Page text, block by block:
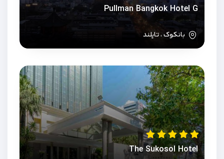
Pullman Bangkok Hotel G
بانکوک ، تایلند
The Sukosol Hotel